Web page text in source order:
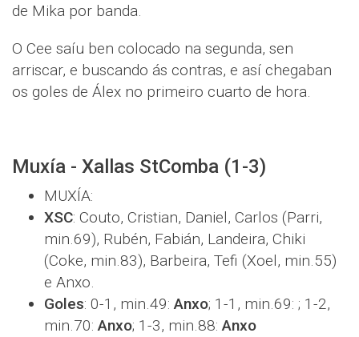
de Mika por banda.
O Cee saíu ben colocado na segunda, sen
arriscar, e buscando ás contras, e así chegaban
os goles de Álex no primeiro cuarto de hora.
Muxía - Xallas StComba (1-3)
MUXÍA:
XSC: Couto, Cristian, Daniel, Carlos (Parri,
min.69), Rubén, Fabián, Landeira, Chiki
(Coke, min.83), Barbeira, Tefi (Xoel, min.55)
e Anxo.
Goles: 0-1, min.49:Anxo; 1-1, min.69: ; 1-2,
min.70:Anxo; 1-3, min.88:Anxo